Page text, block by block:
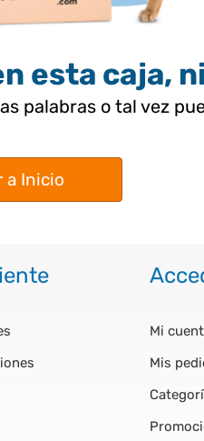
esta caja,
palabras o tal vez
a Inicio
Mi
Mis